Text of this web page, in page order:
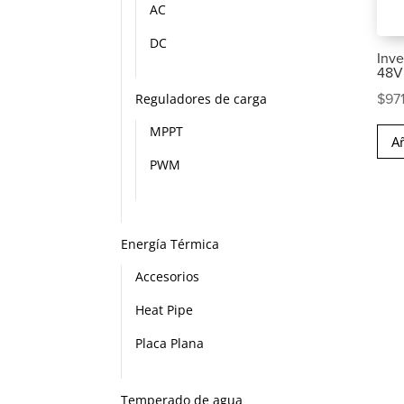
AC
DC
Reguladores de carga
MPPT
PWM
Energía Térmica
Accesorios
Heat Pipe
Placa Plana
Temperado de agua
$